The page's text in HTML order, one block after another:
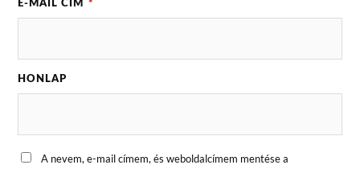
E-MAIL CÍM *
HONLAP
A nevem, e-mail címem, és weboldalcímem mentése a